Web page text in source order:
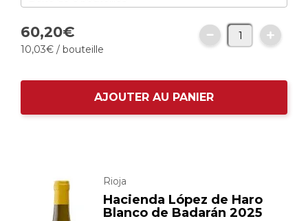
60,20€
10,03€ / bouteille
AJOUTER AU PANIER
Rioja
Hacienda López de Haro
Blanco de Badarán 2025